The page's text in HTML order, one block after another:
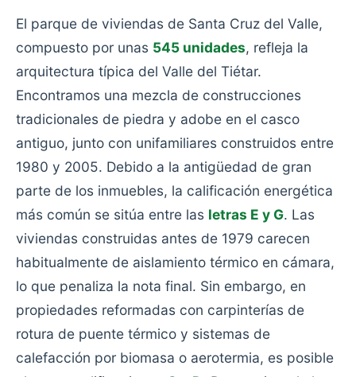
El parque de viviendas de Santa Cruz del Valle,
compuesto por unas 545 unidades, refleja la
arquitectura típica del Valle del Tiétar.
Encontramos una mezcla de construcciones
tradicionales de piedra y adobe en el casco
antiguo, junto con unifamiliares construidos entre
1980 y 2005. Debido a la antigüedad de gran
parte de los inmuebles, la calificación energética
más común se sitúa entre las letras E y G. Las
viviendas construidas antes de 1979 carecen
habitualmente de aislamiento térmico en cámara,
lo que penaliza la nota final. Sin embargo, en
propiedades reformadas con carpinterías de
rotura de puente térmico y sistemas de
calefacción por biomasa o aerotermia, es posible